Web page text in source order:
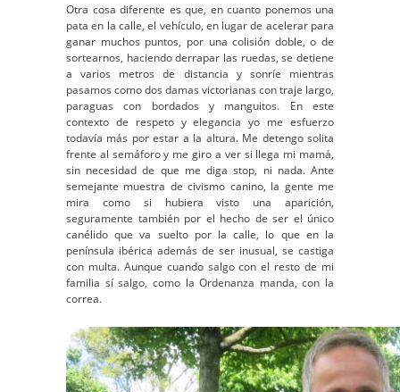
Otra cosa diferente es que, en cuanto ponemos una
pata en la calle, el vehículo, en lugar de acelerar para
ganar muchos puntos, por una colisión doble, o de
sortearnos, haciendo derrapar las ruedas, se detiene
a varios metros de distancia y sonríe mientras
pasamos como dos damas victorianas con traje largo,
paraguas con bordados y manguitos. En este
contexto de respeto y elegancia yo me esfuerzo
todavía más por estar a la altura. Me detengo solita
frente al semáforo y me giro a ver si llega mi mamá,
sin necesidad de que me diga stop, ni nada. Ante
semejante muestra de civismo canino, la gente me
mira como si hubiera visto una aparición,
seguramente también por el hecho de ser el único
canélido que va suelto por la calle, lo que en la
península ibérica además de ser inusual, se castiga
con multa. Aunque cuando salgo con el resto de mi
familia sí salgo, como la Ordenanza manda, con la
correa.